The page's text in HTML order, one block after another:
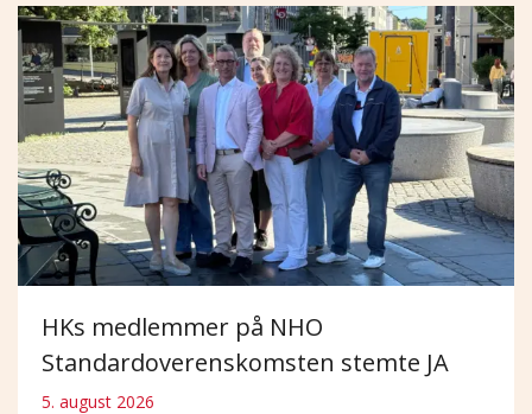
HKs medlemmer på NHO
Standardoverenskomsten stemte JA
5. august 2026